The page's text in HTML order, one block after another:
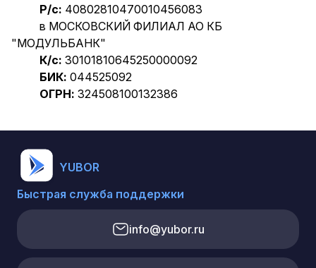
Р/c: 40802810470010456083
в МОСКОВСКИЙ ФИЛИАЛ АО КБ
"МОДУЛЬБАНК"
К/c: 30101810645250000092
БИК: 044525092
ОГРН: 324508100132386
YUBOR
Быстрая служба поддержки
info@yubor.ru